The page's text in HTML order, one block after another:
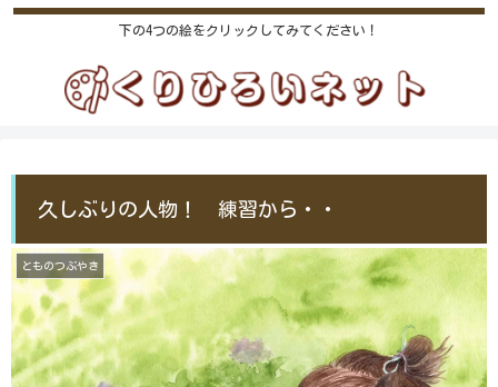
下の4つの絵をクリックしてみてください！
久しぶりの人物！ 練習から・・
とものつぶやき